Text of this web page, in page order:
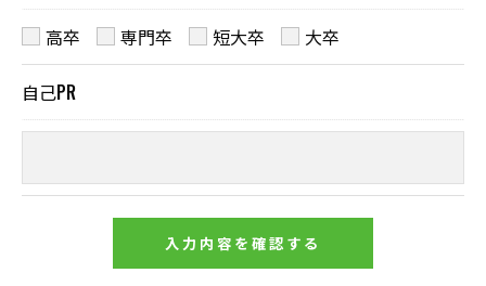
高卒 専門卒 短大卒 大卒
自己PR